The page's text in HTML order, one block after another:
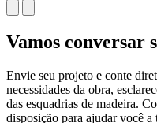
Vamos conversar
Envie seu projeto e conte
necessidades da obra,
das esquadrias de madeira.
disposição para ajudar você a